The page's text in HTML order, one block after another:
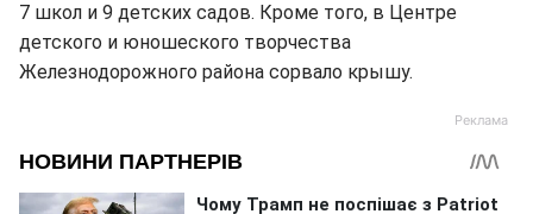
7 школ и 9 детских садов. Кроме того, в Центре
детского и юношеского творчества
Железнодорожного района сорвало крышу.